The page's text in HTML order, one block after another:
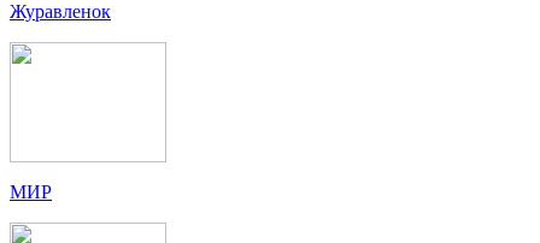
Журавленок
МИР